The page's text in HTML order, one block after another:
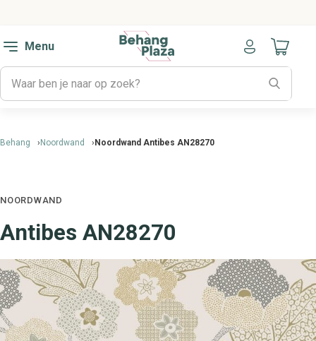
Menu
Naar
Behang Noordwand Noordwand Antibes AN28270
NOORDWAND
Antibes AN28270